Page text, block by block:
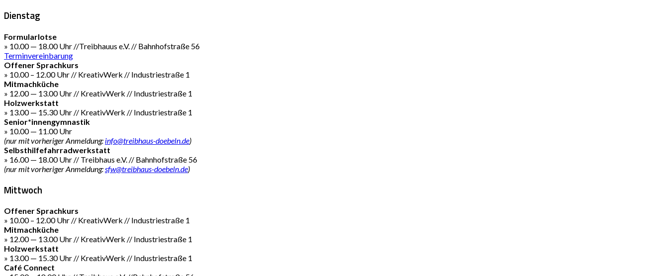
Dienstag
Formularlotse
» 10.00 — 18.00 Uhr //Treibhauus e.V. // Bahnhofstraße 56
Terminvereinbarung
Offener Sprachkurs
» 10.00 – 12.00 Uhr // KreativWerk // Industriestraße 1
Mitmachküche
» 12.00 — 13.00 Uhr // KreativWerk // Industriestraße 1
Holzwerkstatt
» 13.00 — 15.30 Uhr // KreativWerk // Industriestraße 1
Senior*innengymnastik
» 10.00 — 11.00 Uhr
(nur mit vorheriger Anmeldung: info@treibhaus-doebeln.de)
Selbsthilfefahrradwerkstatt
» 16.00 — 18.00 Uhr // Treibhaus e.V. // Bahnhofstraße 56
(nur mit vorheriger Anmeldung: sfw@treibhaus-doebeln.de)
Mittwoch
Offener Sprachkurs
» 10.00 – 12.00 Uhr // KreativWerk // Industriestraße 1
Mitmachküche
» 12.00 — 13.00 Uhr // KreativWerk // Industriestraße 1
Holzwerkstatt
» 13.00 — 15.30 Uhr // KreativWerk // Industriestraße 1
Café Connect